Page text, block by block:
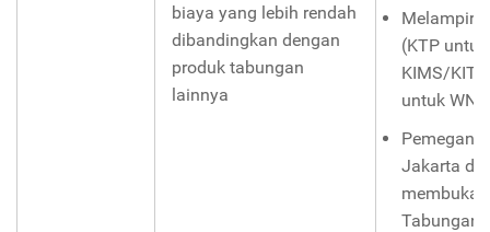
biaya yang lebih rendah
dibandingkan dengan
produk tabungan
lainnya
(KTP untuk
KIMS/
untuk WNA
Pemegang
Jakarta
membuka